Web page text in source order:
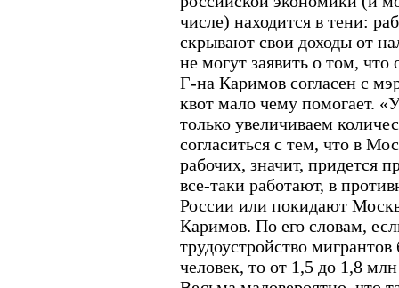
числе) находится в тени:
скрывают свои доходы от
не могут заявить о том,
Г-на Каримов согласен с
квот мало чему помогает.
только увеличиваем
согласиться с тем, что в
рабочих, значит, придется
все-таки работают, в
России или покидают
Каримов. По его словам,
трудоустройство
человек, то от 1,5 до 1,8